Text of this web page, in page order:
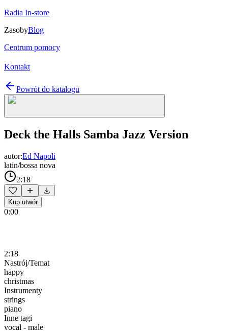
Radia In-store
ZasobyBlog
Centrum pomocy
Kontakt
Powrót do katalogu
Deck the Halls Samba Jazz Version
autor:Ed Napoli
latin/bossa nova
2:18
Kup utwór
0:00
2:18
Nastrój/Temat
happy
christmas
Instrumenty
strings
piano
Inne tagi
vocal - male